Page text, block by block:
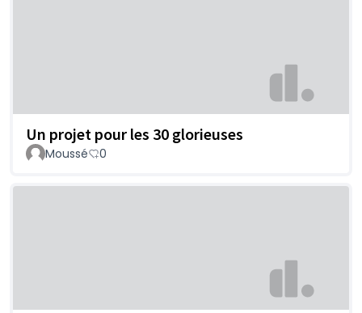
Un projet pour les 30 glorieuses
Moussé 0